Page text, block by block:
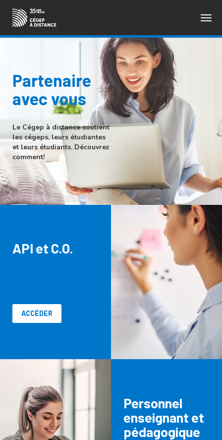
ENGLISH
Partenaire
avec vous
Le Cégep à distance soutient
les cégeps, leurs étudiantes
et leurs étudiants. Découvrez
comment!
API et C.O.
ACCÉDER
Personnel
enseignant et
pédagogique